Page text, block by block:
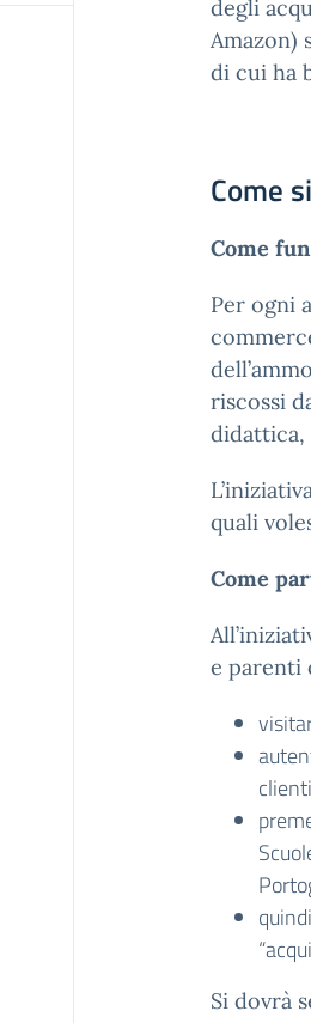
degli
di cui ha
Come
Come
Per ogni
riscossi
didattica,
quali
Come
e parenti
Si dovrà